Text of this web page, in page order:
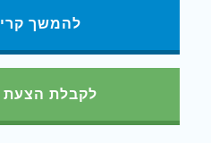
להמשך
לקבלת הצעת